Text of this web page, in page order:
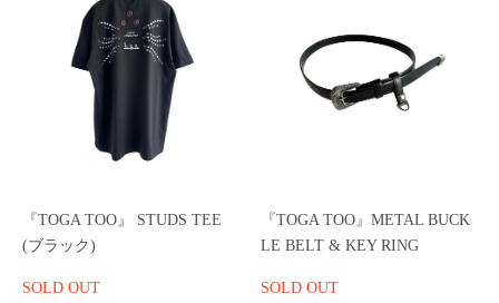
『TOGA TOO』 STUDS TEE
(ブラック)
SOLD OUT
『TOGA TOO』METAL BUCK
LE BELT & KEY RING
SOLD OUT